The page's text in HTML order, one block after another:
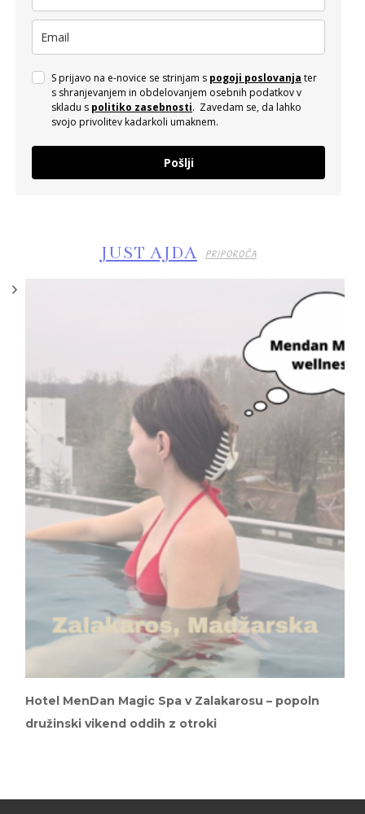
S prijavo na e-novice se strinjam s pogoji poslovanja ter
s shranjevanjem in obdelovanjem osebnih podatkov v
skladu s politiko zasebnosti. Zavedam se, da lahko
svojo privolitev kadarkoli umaknem.
Pošlji
JUST AJDA PRIPOROČA
Hotel MenDan Magic Spa v Zalakarosu – popoln
družinski vikend oddih z otroki